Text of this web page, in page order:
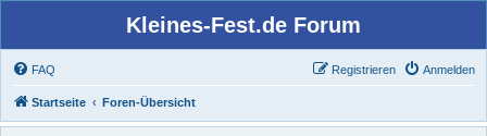
Kleines-Fest.de Forum
FAQ Anmelden
Registrieren
Startseite Foren-Übersicht